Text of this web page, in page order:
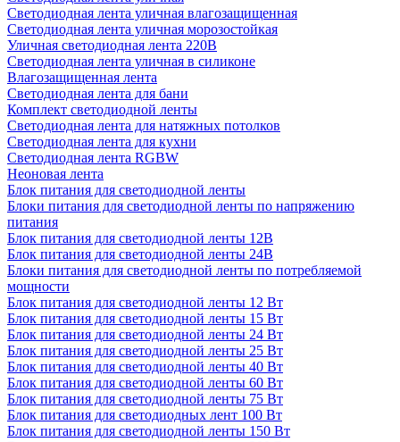
Светодиодная лента уличная влагозащищенная
Светодиодная лента уличная морозостойкая
Уличная светодиодная лента 220В
Светодиодная лента уличная в силиконе
Влагозащищенная лента
Светодиодная лента для бани
Комплект светодиодной ленты
Светодиодная лента для натяжных потолков
Светодиодная лента для кухни
Светодиодная лента RGBW
Неоновая лента
Блок питания для светодиодной ленты
Блоки питания для светодиодной ленты по напряжению
питания
Блок питания для светодиодной ленты 12В
Блок питания для светодиодной ленты 24В
Блоки питания для светодиодной ленты по потребляемой
мощности
Блок питания для светодиодной ленты 12 Вт
Блок питания для светодиодной ленты 15 Вт
Блок питания для светодиодной ленты 24 Вт
Блок питания для светодиодной ленты 25 Вт
Блок питания для светодиодной ленты 40 Вт
Блок питания для светодиодной ленты 60 Вт
Блок питания для светодиодной ленты 75 Вт
Блок питания для светодиодных лент 100 Вт
Блок питания для светодиодной ленты 150 Вт